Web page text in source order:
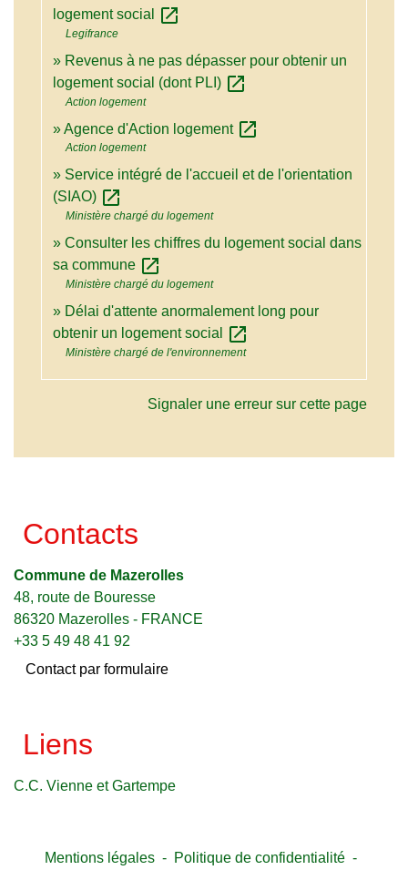
logement social
open_in_new
Legifrance
Revenus à ne pas dépasser pour obtenir un
logement social (dont PLI) open_in_new
Action logement
Agence d'Action logement open_in_new
Action logement
Service intégré de l'accueil et de l'orientation
(SIAO) open_in_new
Ministère chargé du logement
Consulter les chiffres du logement social dans
sa commune open_in_new
Ministère chargé du logement
Délai d'attente anormalement long pour
obtenir un logement social
open_in_new
Ministère chargé de l'environnement
Signaler une erreur sur cette page
Contacts
Commune de Mazerolles
48, route de Bouresse
86320 Mazerolles - FRANCE
+33 5 49 48 41 92
Contact par formulaire
Liens
C.C. Vienne et Gartempe
Mentions légales - Politique de confidentialité -